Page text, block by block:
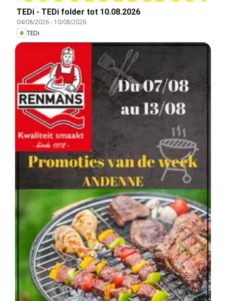
TEDi - TEDi folder tot 10.08.2026
04/08/2026- 10/08/2026
TEDi